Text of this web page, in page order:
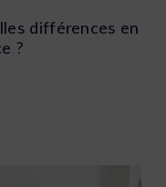
différences en
?